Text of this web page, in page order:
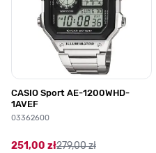
CASIO Sport AE-1200WHD-
1AVEF
03362600
251,00 zł279,00 zł